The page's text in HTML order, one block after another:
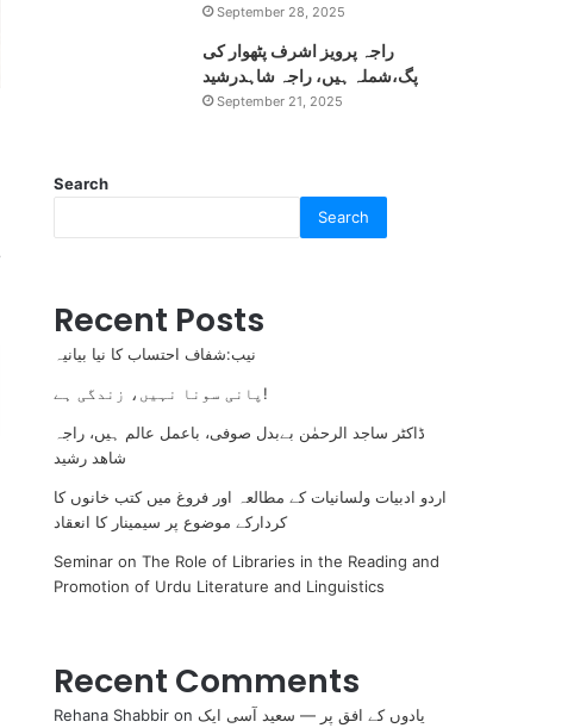
September 28, 2025
راجہ پرویز اشرف پٹھوار کی
پگ،شملہ ہیں، راجہ شاہدرشید
September 21, 2025
Search
Search
Recent Posts
نیب:شفاف احتساب کا نیا بیانیہ
پانی سونا نہیں، زندگی ہے!
ڈاکٹر ساجد الرحمٰن بےبدل صوفی، باعمل عالم ہیں، راجہ
شاھد رشید
اردو ادبیات ولسانیات کے مطالعہ اور فروغ میں کتب خانوں کا
کردارکے موضوع پر سیمینار کا انعقاد
Seminar on The Role of Libraries in the Reading and
Promotion of Urdu Literature and Linguistics
Recent Comments
Rehana Shabbir on یادوں کے افق پر — سعید آسی ایک